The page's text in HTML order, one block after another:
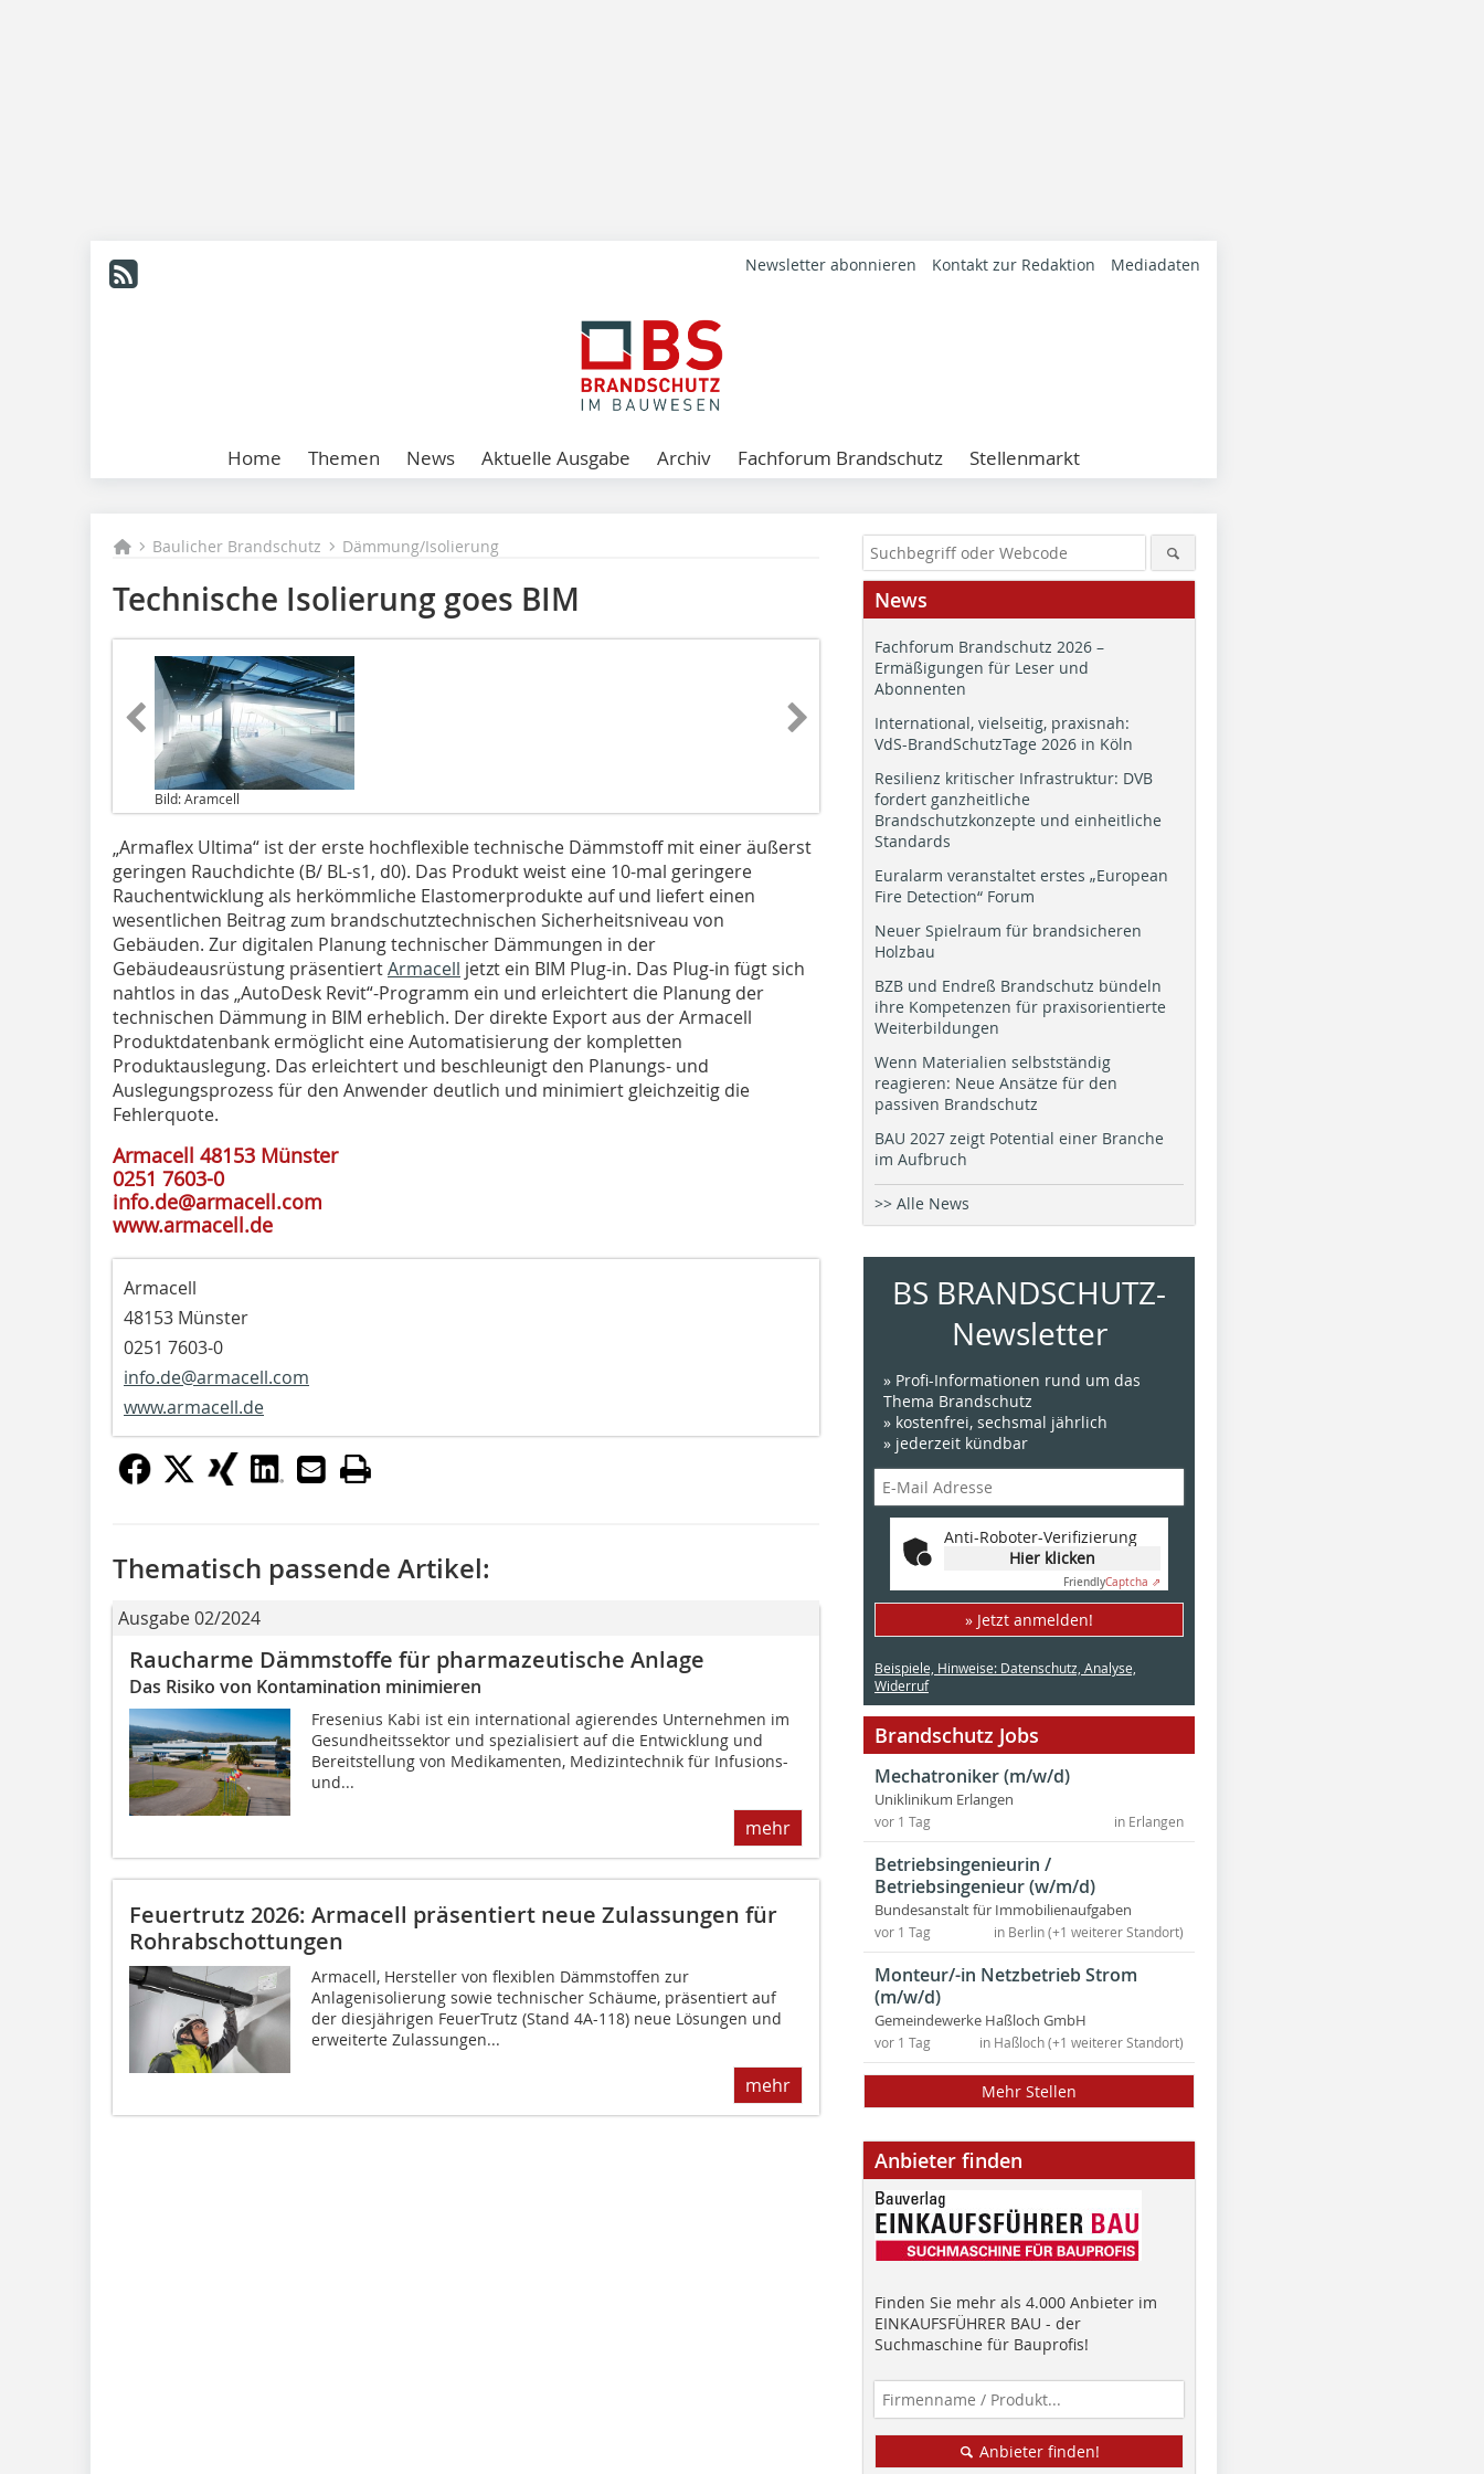
Newsletter abonnieren Kontakt zur Redaktion Mediadaten
Home Themen News Aktuelle Ausgabe Archiv Fachforum Brandschutz Stellenmarkt
Baulicher Brandschutz Dämmung/Isolierung
Technische Isolierung goes BIM
Bild: Aramcell
„Armaflex Ultima“ ist der erste hochflexible technische Dämmstoff mit einer äußerst
geringen Rauchdichte (B/ BL-s1, d0). Das Produkt weist eine 10-mal geringere
Rauchentwicklung als herkömmliche Elastomerprodukte auf und liefert einen
wesentlichen Beitrag zum brandschutztechnischen Sicherheitsniveau von
Gebäuden. Zur digitalen Planung technischer Dämmungen in der
Gebäudeausrüstung präsentiertArmacell jetzt ein BIM Plug-in. Das Plug-in fügt sich
nahtlos in das „AutoDesk Revit“-Programm ein und erleichtert die Planung der
technischen Dämmung in BIM erheblich. Der direkte Export aus der Armacell
Produktdatenbank ermöglicht eine Automatisierung der kompletten
Produktauslegung. Das erleichtert und beschleunigt den Planungs- und
Auslegungsprozess für den Anwender deutlich und minimiert gleichzeitig die
Fehlerquote.
Armacell 48153 Münster
0251 7603-0
info.de@armacell.com
www.armacell.de
Armacell
48153 Münster
0251 7603-0
info.de@armacell.com
www.armacell.de
Thematisch passende Artikel:
Ausgabe 02/2024
Raucharme Dämmstoffe für pharmazeutische Anlage
Das Risiko von Kontamination minimieren
Fresenius Kabi ist ein international agierendes Unternehmen im
Gesundheitssektor und spezialisiert auf die Entwicklung und
Bereitstellung von Medikamenten, Medizintechnik für Infusions-
und...
mehr
Feuertrutz 2026: Armacell präsentiert neue Zulassungen für
Rohrabschottungen
Armacell, Hersteller von flexiblen Dämmstoffen zur
Anlagenisolierung sowie technischer Schäume, präsentiert auf
der diesjährigen FeuerTrutz (Stand 4A-118) neue Lösungen und
erweiterte Zulassungen...
mehr
News
Fachforum Brandschutz 2026 –
Ermäßigungen für Leser und
Abonnenten
International, vielseitig, praxisnah:
VdS-BrandSchutzTage 2026 in Köln
Resilienz kritischer Infrastruktur: DVB
fordert ganzheitliche
Brandschutzkonzepte und einheitliche
Standards
Euralarm veranstaltet erstes „European
Fire Detection“ Forum
Neuer Spielraum für brandsicheren
Holzbau
BZB und Endreß Brandschutz bündeln
ihre Kompetenzen für praxisorientierte
Weiterbildungen
Wenn Materialien selbstständig
reagieren: Neue Ansätze für den
passiven Brandschutz
BAU 2027 zeigt Potential einer Branche
im Aufbruch
>> Alle News
BS BRANDSCHUTZ-
Newsletter
» Profi-Informationen rund um das
Thema Brandschutz
» kostenfrei, sechsmal jährlich
» jederzeit kündbar
Anti-Roboter-Verifizierung
Hier klicken
FriendlyCaptcha ⇗
» Jetzt anmelden!
Beispiele, Hinweise: Datenschutz, Analyse,
Widerruf
Brandschutz Jobs
Mechatroniker (m/w/d)
Uniklinikum Erlangen
in Erlangen
vor 1 Tag
Betriebsingenieurin /
Betriebsingenieur (w/m/d)
Bundesanstalt für Immobilienaufgaben
in Berlin (+1 weiterer Standort)
vor 1 Tag
Monteur/-in Netzbetrieb Strom
(m/w/d)
Gemeindewerke Haßloch GmbH
in Haßloch (+1 weiterer Standort)
vor 1 Tag
Mehr Stellen
Anbieter finden
Finden Sie mehr als 4.000 Anbieter im
EINKAUFSFÜHRER BAU - der
Suchmaschine für Bauprofis!
Anbieter finden!